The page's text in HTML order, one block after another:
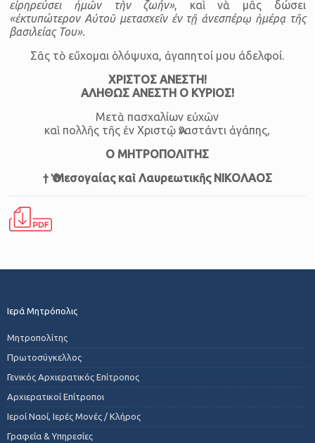
εἰρηρεύσει ἡμῶν τὴν ζωήν», καὶ νὰ μᾶς δώσει
«ἐκτυπώτερον Αὐτοῦ μετασχεῖν ἐν τῇ ἀνεσπέρῳ ἡμέρᾳ τῆς
βασιλείας Του».
Σᾶς τὸ εὔχομαι ὁλόψυχα, ἀγαπητοί μου άδελφοί.
ΧΡΙΣΤΟΣ ΑΝΕΣΤΗ!
ΑΛΗΘΩΣ ΑΝΕΣΤΗ Ο ΚΥΡΙΟΣ!
Μετὰ πασχαλίων εὐχῶν
καὶ πολλῆς τῆς ἐν Χριστῷ Ἀναστάντι ἀγάπης,
Ο ΜΗΤΡΟΠΟΛΙΤΗΣ
† Ὁ Μεσογαίας καὶ Λαυρεωτικῆς ΝΙΚΟΛΑΟΣ
Ιερά Μητρόπολις
Μητροπολίτης
Πρωτοσύγκελλος
Γενικός Αρχιερατικός Επίτροπος
Αρχιερατικοί Επίτροποι
Ιεροί Ναοί, Ιερές Μονές / Κλήρος
Γραφεία & Υπηρεσίες